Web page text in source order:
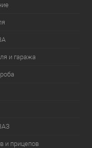
и гаража
и прицепов